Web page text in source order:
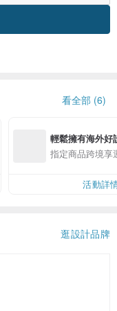
看全部 (6)
輕鬆擁有海外好
指定商品跨境享
活動詳
逛設計品牌